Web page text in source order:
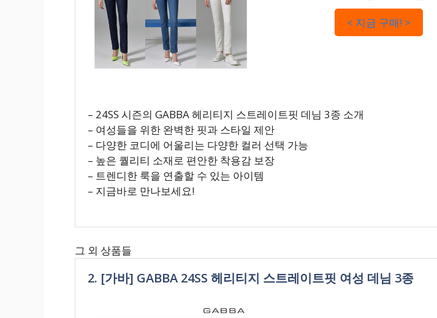
< 지금 구매! >
– 24SS 시즌의 GABBA 헤리티지 스트레이트핏 데님 3종 소개
– 여성들을 위한 완벽한 핏과 스타일 제안
– 다양한 코디에 어울리는 다양한 컬러 선택 가능
– 높은 퀄리티 소재로 편안한 착용감 보장
– 트렌디한 룩을 연출할 수 있는 아이템
– 지금바로 만나보세요!
그 외 상품들
2. [가바] GABBA 24SS 헤리티지 스트레이트핏 여성 데님 3종